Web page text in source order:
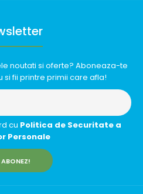
noutati si oferte? Aboneaza-te
si fii printre primii care afla!
cu Politica de Securitate a
Personale